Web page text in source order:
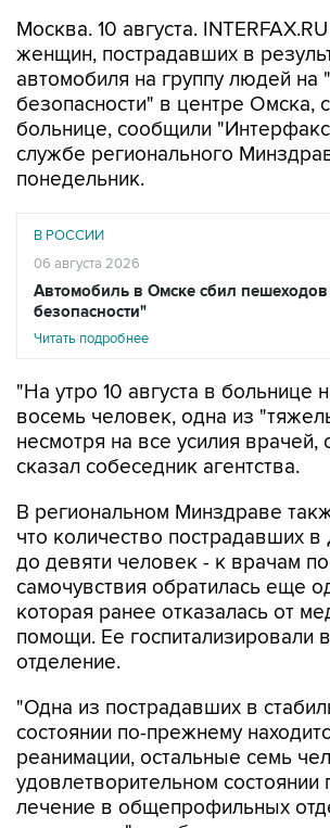
Москва. 10 августа.
женщин, пострадавших в
автомобиля на группу людей на
безопасности" в центре Омска,
больнице, сообщили
службе регионального
понедельник.
В РОССИИ
06 августа 2026
Автомобиль в Омске сбил пешеходов
безопасности"
Читать подробнее
"На утро 10 августа в больнице
восемь человек, одна из
несмотря на все усилия врачей,
сказал собеседник агентства.
В региональном Минздраве
что количество пострадавших
до девяти человек - к врачам
самочувствия обратилась еще
которая ранее отказалась от
помощи. Ее госпитализировали
отделение.
"Одна из пострадавших в
состоянии по-прежнему
реанимации, остальные семь
удовлетворительном состоянии
лечение в общепрофильных